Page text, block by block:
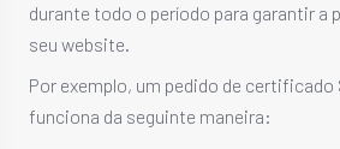
durante todo o período para garantir a
seu website.
Por exemplo, um pedido de certificado
funciona da seguinte maneira: